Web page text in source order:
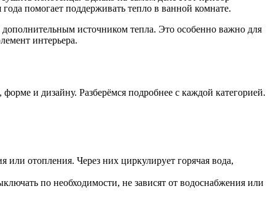
помогает поддерживать тепло в ванной комнате.
источником тепла. Это особенно важно для
интерьера.
и дизайну. Разберёмся подробнее с каждой категорией.
отопления. Через них циркулирует горячая вода,
по необходимости, не зависят от водоснабжения или